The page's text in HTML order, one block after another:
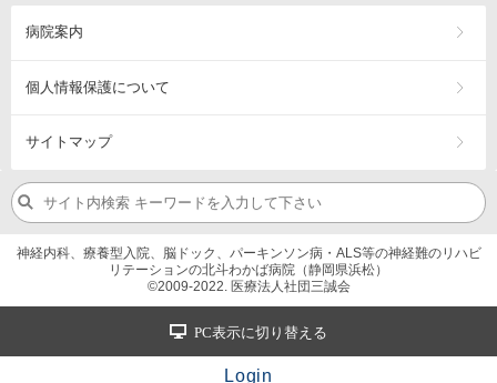
病院案内
個人情報保護について
サイトマップ
神経内科、療養型入院、脳ドック、パーキンソン病・ALS等の神経難のリハビ
リテーションの北斗わかば病院（静岡県浜松）
©2009-2022. 医療法人社団三誠会
PC表示に切り替える
Login